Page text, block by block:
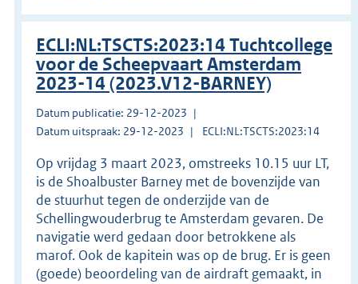
ECLI:NL:TSCTS:2023:14 Tuchtcollege
voor de Scheepvaart Amsterdam
2023-14 (2023.V12-BARNEY)
Datum publicatie: 29-12-2023
Datum uitspraak: 29-12-2023
ECLI:NL:TSCTS:2023:14
Op vrijdag 3 maart 2023, omstreeks 10.15 uur LT,
is de Shoalbuster Barney met de bovenzijde van
de stuurhut tegen de onderzijde van de
Schellingwouderbrug te Amsterdam gevaren. De
navigatie werd gedaan door betrokkene als
marof. Ook de kapitein was op de brug. Er is geen
(goede) beoordeling van de airdraft gemaakt, in